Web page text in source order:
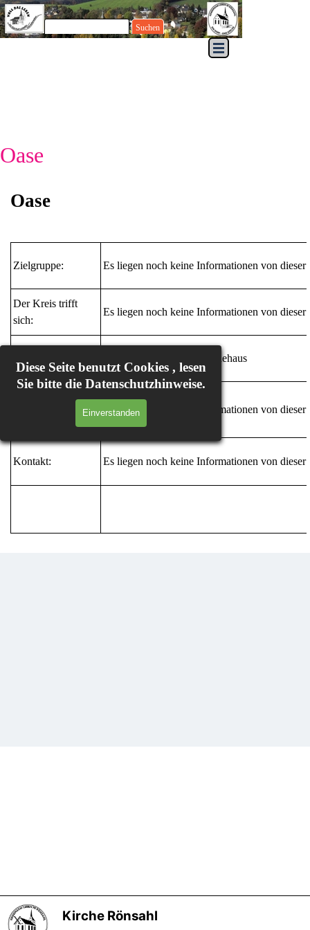
Diese Seite benutzt Cookies , lesen
Sie bitte die Datenschutzhinweise.
Einverstanden
Direkt zum Seiteninhalt
Suchen
Menü überspringen
Oase
Oase
Zielgruppe: Es liegen noch keine Informationen von dieser
Der Kreis trifft
sich:
Es liegen noch keine Informationen von dieser
Im evangelischen Gemeindehaus
Was wird gemacht: Es liegen noch keine Informationen von dieser
Kontakt: Es liegen noch keine Informationen von dieser
Kirche Rönsahl
X